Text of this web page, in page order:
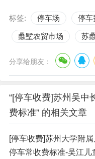
标签: 停车场 停车
蠡墅农贸市场 苏
分享给朋友：
“[停车收费]苏州吴中
费标准” 的相关文章
[停车收费]苏州大学附
停车常收费标准-吴江